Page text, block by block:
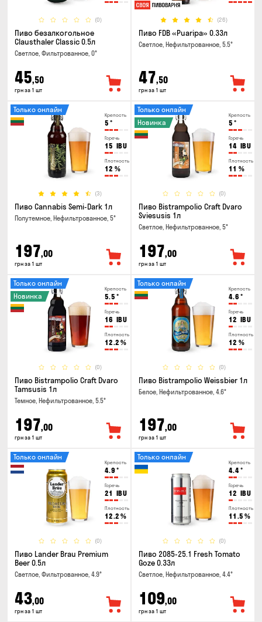
(0)
Пиво безалкогольное
Clausthaler Classic 0.5л
Светлое, Фильтрованное, 0°
45,50
грн за 1 шт
(26)
Пиво FDB «Puaripa» 0.33л
Светлое, Нефильтрованное, 5.5°
47,50
грн за 1 шт
Крепость
5 °
Горечь
15 IBU
Плотность
12 %
(3)
Только онлайн
Пиво Cannabis Semi-Dark 1л
Полутемное, Нефильтрованное, 5°
197,00
грн за 1 шт
Крепость
5 °
Горечь
14 IBU
Плотность
11 %
(0)
Только онлайн
Новинка
Пиво Bistrampolio Craft Dvaro
Sviesusis 1л
Светлое, Нефильтрованное, 5°
197,00
грн за 1 шт
Крепость
5.5 °
Горечь
16 IBU
Плотность
12.2 %
(0)
Только онлайн
Новинка
Пиво Bistrampolio Craft Dvaro
Tamsusis 1л
Темное, Нефильтрованное, 5.5°
197,00
грн за 1 шт
Крепость
4.6 °
Горечь
12 IBU
Плотность
12 %
(0)
Только онлайн
Пиво Bistrampolio Weissbier 1л
Белое, Нефильтрованное, 4.6°
197,00
грн за 1 шт
Крепость
4.9 °
Горечь
21 IBU
Плотность
12.2 %
(0)
Только онлайн
Пиво Lander Brau Premium
Beer 0.5л
Светлое, Фильтрованное, 4.9°
43,00
грн за 1 шт
Крепость
4.4°
Горечь
12 IBU
Плотность
11.5 %
(0)
Только онлайн
Пиво 2085-25.1 Fresh Tomato
Goze 0.33л
Светлое, Нефильтрованное, 4.4°
109,00
грн за 1 шт